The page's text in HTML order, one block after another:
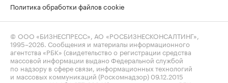
Политика обработки файлов cookie
© ООО «БИЗНЕСПРЕСС», АО «РОСБИЗНЕСКОНСАЛТИНГ»,
1995–2026 . Сообщения и материалы информационного
агентства «РБК» (свидетельство о регистрации средства
массовой информации выдано Федеральной службой
по надзору в сфере связи, информационных технологий
и массовых коммуникаций (Роскомнадзор) 09.12.2015